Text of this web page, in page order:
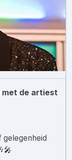
met de artiest
gelegenheid